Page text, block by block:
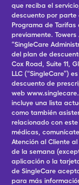
que reciba el
descuento por
Programa de
previamente.
“SingleCare
del plan de
Cox Road, Suite 11,
LLC (“SingleCare”)
descuento de
web
incluye una lista
como también
relacionado con
médicas,
Atención al Cliente
de la semana
aplicación o la
de SingleCare
para más